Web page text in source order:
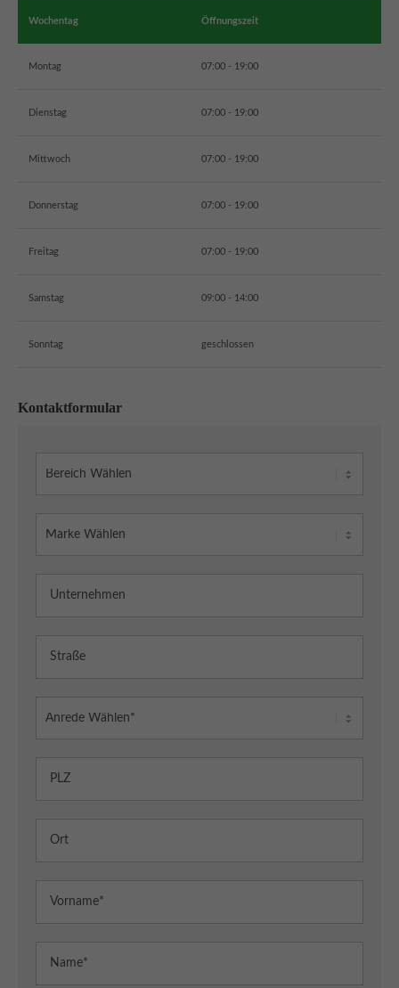
Schreiben Sie eine Mail
info@automobilcenter-kramm.de
Aenean commodo ligula eget dolor. Aenean massa. Cum
ultricies nec.
Wochentag Öffnungszeit
Montag 07:00 - 19:00
Dienstag 07:00 - 19:00
Mittwoch 07:00 - 19:00
Donnerstag 07:00 - 19:00
Freitag 07:00 - 19:00
Samstag 09:00 - 14:00
Sonntag geschlossen
Kontaktformular